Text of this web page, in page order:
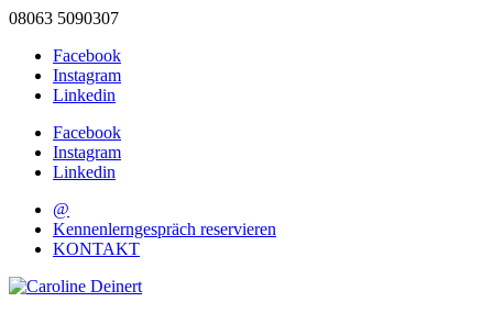
08063 5090307
Facebook
Instagram
Linkedin
Facebook
Instagram
Linkedin
@
Kennenlerngespräch reservieren
KONTAKT